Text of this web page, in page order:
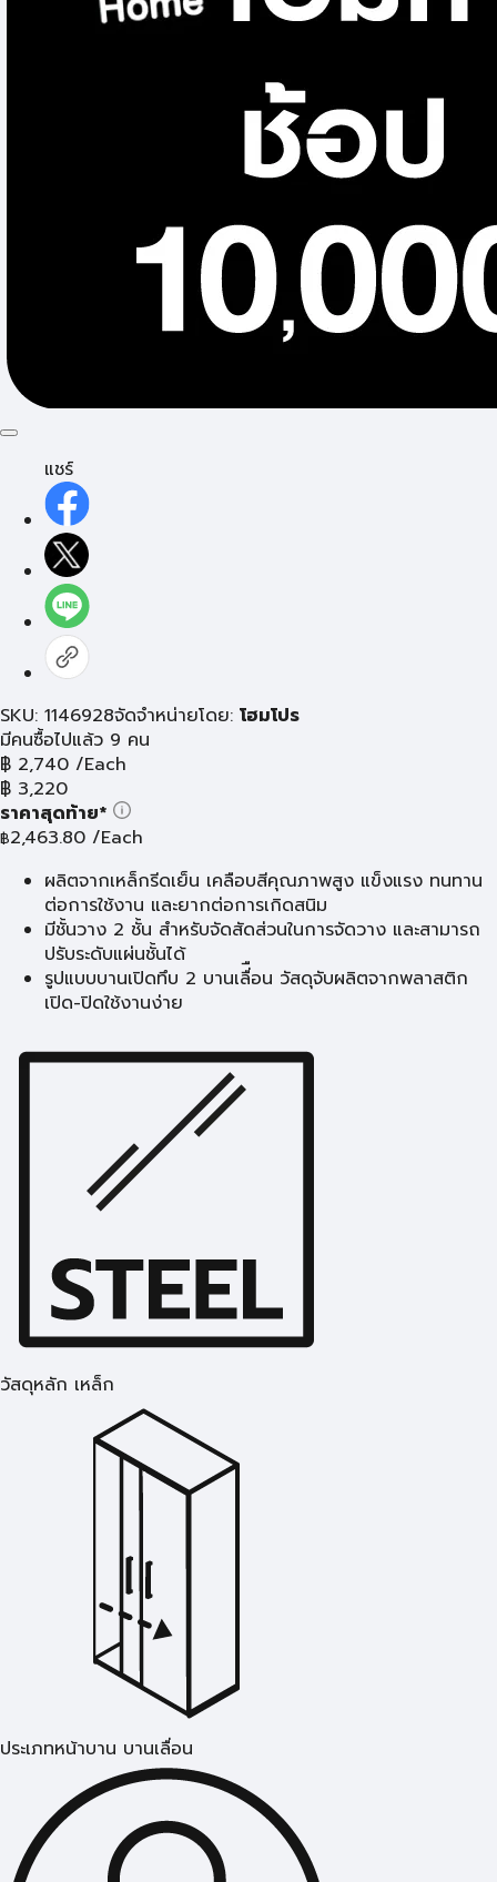
แชร์
SKU: 1146928จัดจำหน่ายโดย: โฮมโปร
มีคนซื้อไปแล้ว 9 คน
฿ 2,740 /Each
฿ 3,220
ราคาสุดท้าย*
฿2,463.80 /Each
ผลิตจากเหล็กรีดเย็น เคลือบสีคุณภาพสูง แข็งแรง ทนทาน
ต่อการใช้งาน และยากต่อการเกิดสนิม
มีชั้นวาง 2 ชั้น สำหรับจัดสัดส่วนในการจัดวาง และสามารถ
ปรับระดับแผ่นชั้นได้
รูปแบบบานเปิดทึบ 2 บานเลื่ือน วัสดุจับผลิตจากพลาสติก
เปิด-ปิดใช้งานง่าย
วัสดุหลัก เหล็ก
ประเภทหน้าบาน บานเลื่อน